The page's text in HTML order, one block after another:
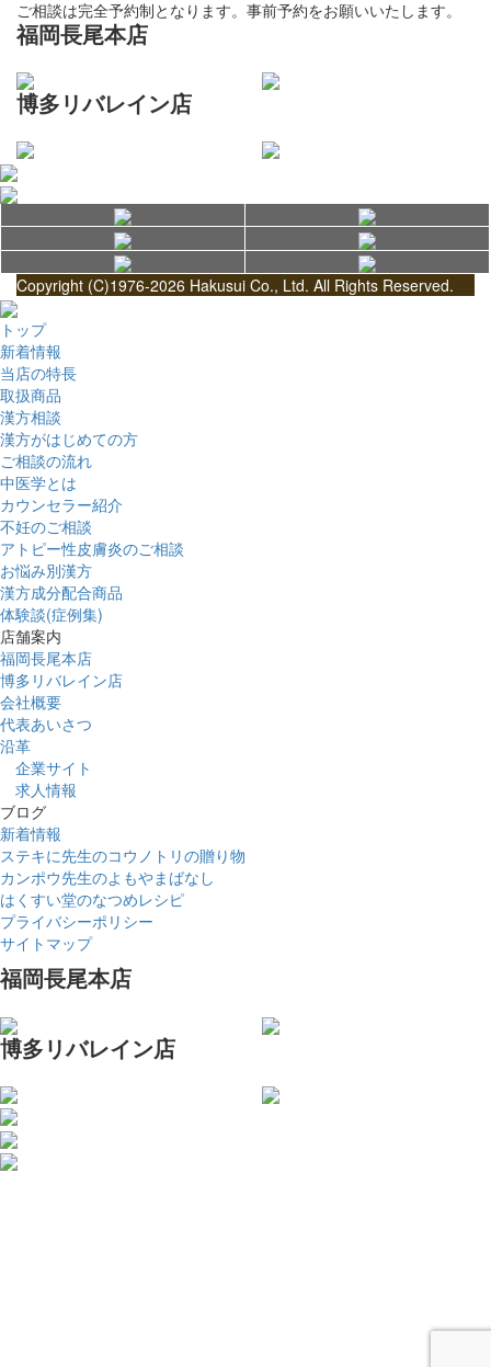
ご相談は完全予約制となります。事前予約をお願いいたします。
福岡長尾本店
博多リバレイン店
Copyright (C)1976-2026 Hakusui Co., Ltd. All Rights Reserved.
トップ
新着情報
当店の特長
取扱商品
漢方相談
漢方がはじめての方
ご相談の流れ
中医学とは
カウンセラー紹介
不妊のご相談
アトピー性皮膚炎のご相談
お悩み別漢方
漢方成分配合商品
体験談(症例集)
店舗案内
福岡長尾本店
博多リバレイン店
会社概要
代表あいさつ
沿革
企業サイト
求人情報
ブログ
新着情報
ステキに先生のコウノトリの贈り物
カンポウ先生のよもやまばなし
はくすい堂のなつめレシピ
プライバシーポリシー
サイトマップ
福岡長尾本店
博多リバレイン店